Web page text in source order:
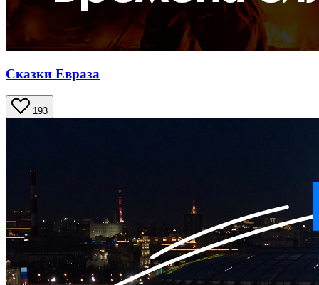
Сказки Евраза
193